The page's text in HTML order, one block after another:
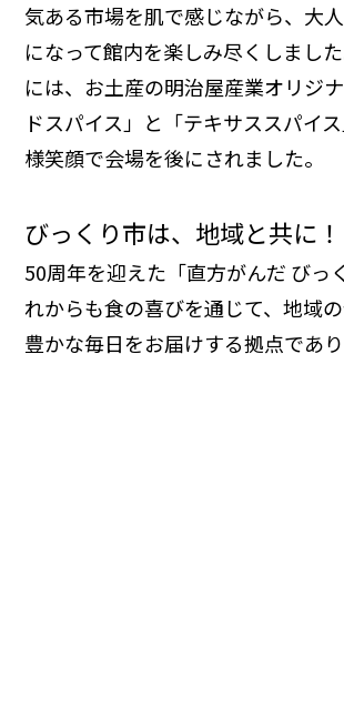
気ある市場を肌で感じながら、大
になって館内を楽しみ尽くしまし
には、お土産の明治屋産業オリジ
ドスパイス」と「テキサススパイ
様笑顔で会場を後にされました。
びっくり市は、地域と共に！
50周年を迎えた「直方がんだ びっ
れからも食の喜びを通じて、地域
豊かな毎日をお届けする拠点であり